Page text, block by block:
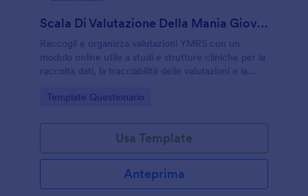
Scala Di Valutazione Della Mania Giovanile (YMRS) Survey
Raccogli e organizza valutazioni YMRS con un
modulo online utile a studi e strutture cliniche per la
raccolta dati, la tracciabilità delle valutazioni e la
Jotform.
Go to Category:
Template Questionario
Usa Template
Anteprima